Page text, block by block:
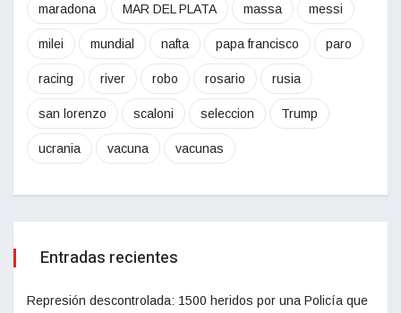
maradona MAR DEL PLATA massa messi
milei mundial nafta papa francisco paro
racing river robo rosario rusia
san lorenzo scaloni seleccion Trump
ucrania vacuna vacunas
Entradas recientes
Represión descontrolada: 1500 heridos por una Policía que